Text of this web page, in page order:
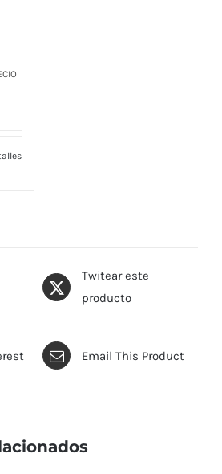
Twitear este
producto
Email This Product